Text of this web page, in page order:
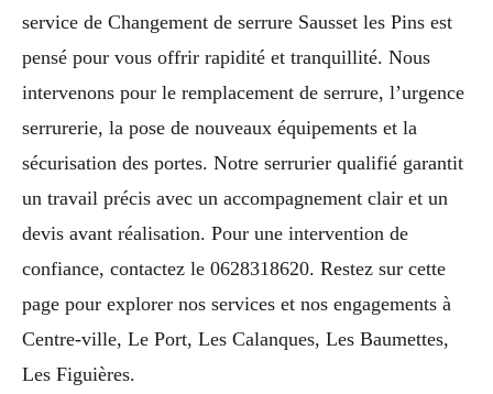
service de Changement de serrure Sausset les Pins est
pensé pour vous offrir rapidité et tranquillité. Nous
intervenons pour le remplacement de serrure, l’urgence
serrurerie, la pose de nouveaux équipements et la
sécurisation des portes. Notre serrurier qualifié garantit
un travail précis avec un accompagnement clair et un
devis avant réalisation. Pour une intervention de
confiance, contactez le 0628318620. Restez sur cette
page pour explorer nos services et nos engagements à
Centre-ville, Le Port, Les Calanques, Les Baumettes,
Les Figuières.